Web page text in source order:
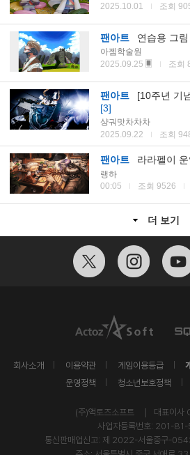
2025.10.01
조회
팬아트 연습용 그림
아젬학술원
2025.09.25
모
조회
팬아트
[10주년 기
[3]
샹궈맛차차차
2025.09.22
조회
팬아트 라라펠이
랭하
00:05
조회 9526
더 보기
회사소개 이용약관 게임이용등급
운영정책
청소년보호정책
(주)액토즈소프트
대표이사
사업자등록번호: 201-
통신판매업신고: 제 2022-서울중구-